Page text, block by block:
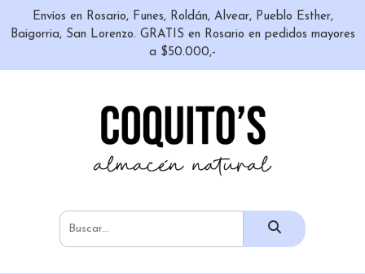
Envíos en Rosario, Funes, Roldán, Alvear, Pueblo Esther,
Baigorria, San Lorenzo. GRATIS en Rosario en pedidos mayores
a $50.000,-